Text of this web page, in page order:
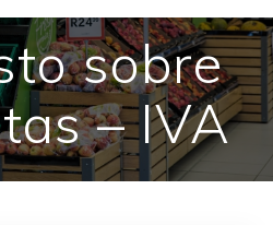
sobre
– IVA